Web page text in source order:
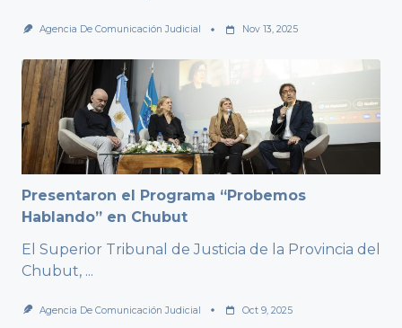
Agencia De Comunicación Judicial Nov 13, 2025
Presentaron el Programa “Probemos
Hablando” en Chubut
El Superior Tribunal de Justicia de la Provincia del
Chubut, ...
Agencia De Comunicación Judicial Oct 9, 2025